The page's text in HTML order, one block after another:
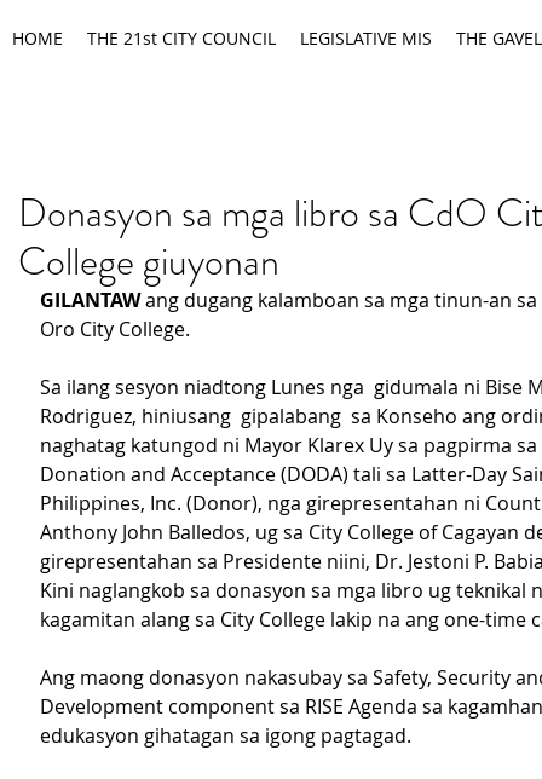
HOME THE 21st CITY COUNCIL LEGISLATIVE MIS THE GAVEL
Donasyon sa mga libro sa CdO
College giuyonan
GILANTAW ang dugang kalamboan sa mga tinun-an
Oro City College.
Sa ilang sesyon niadtong Lunes nga  gidumala ni Bise
Rodriguez, hiniusang  gipalabang  sa Konseho ang
naghatag katungod ni Mayor Klarex Uy sa pagpirma
Donation and Acceptance (DODA) tali sa Latter-Day
Philippines, Inc. (Donor), nga girepresentahan ni
Anthony John Balledos, ug sa City College of Cagayan
girepresentahan sa Presidente niini, Dr. Jestoni P.
Kini naglangkob sa donasyon sa mga libro ug teknikal
kagamitan alang sa City College lakip na ang one-time
Ang maong donasyon nakasubay sa Safety, Security
Development component sa RISE Agenda sa
edukasyon gihatagan sa igong pagtagad.